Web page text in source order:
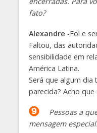
fato?
Alexandre -Foi e
Faltou, das
sensibilidade em
América Latina.
Será que algum dia
parecida? Acho que
Pessoas a
mensagem especial.